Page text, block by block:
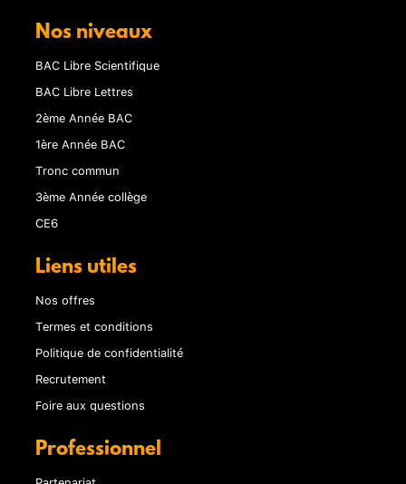
Nos niveaux
BAC Libre Scientifique
BAC Libre Lettres
2ème Année BAC
1ère Année BAC
Tronc commun
3ème Année collège
CE6
Liens utiles
Nos offres
Termes et conditions
Politique de confidentialité
Recrutement
Foire aux questions
Professionnel